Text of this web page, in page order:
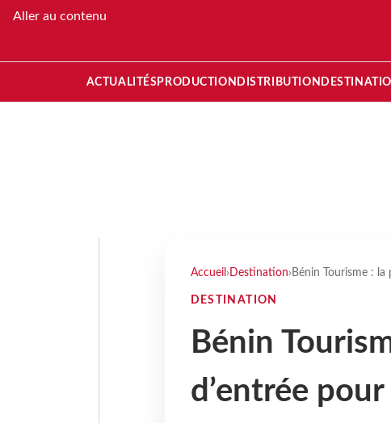
Aller au contenu
ACTUALITÉS PRODUCTION DISTRIBUTION
Accueil › Destination› Bénin Tourisme : la
DESTINATION
Bénin
d’entrée